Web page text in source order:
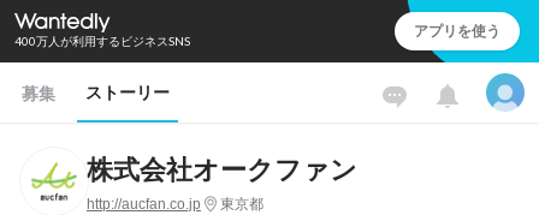
400万人が利用するビジネスSNS アプリを使う
募集 ストーリー
株式会社オークファン
http://aucfan.co.jp 東京都